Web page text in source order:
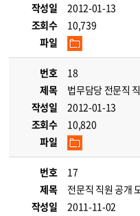
작성일
2012-01-13
조회수
10,739
파일
번호
18
제목
법무담당 전문직
작성일
2012-01-13
조회수
10,820
파일
번호
17
제목
전문직 직원 공개
작성일
2011-11-02